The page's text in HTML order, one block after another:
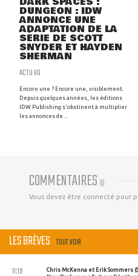
DUNGEON : IDW
ANNONCE UNE
ADAPTATION DE LA
SÉRIE DE SCOTT
SNYDER ET HAYDEN
SHERMAN
ACTU VO
Encore une ? Encore une, visiblement.
Depuis quelques années, les éditions
IDW Publishing s'obstinent à multiplier
les annonces de ...
COMMENTAIRES (0)
Vous devez être connecté pour
LES BRÈVES TOUT VOIR
Chris McKenna et Erik Sommers
11:19